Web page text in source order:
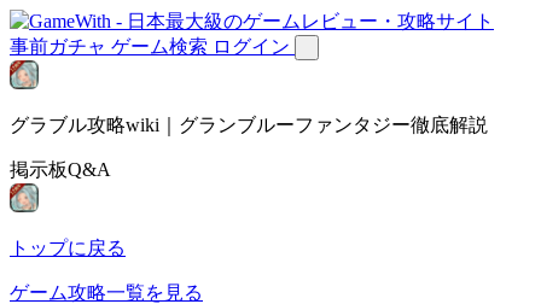
事前ガチャ ゲーム検索 ログイン
グラブル攻略wiki｜グランブルーファンタジー徹底解説
掲示板Q&A
トップに戻る
ゲーム攻略一覧を見る